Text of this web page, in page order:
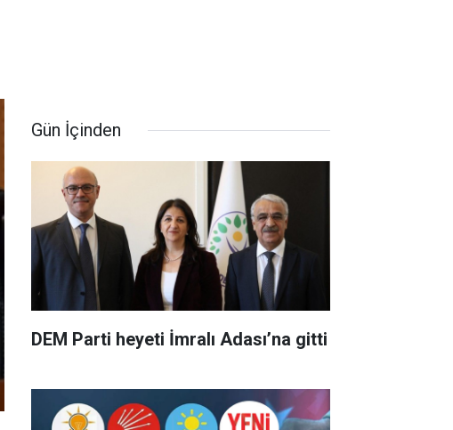
Gün İçinden
DEM Parti heyeti İmralı Adası’na gitti